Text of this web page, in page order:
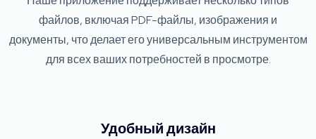
файлов, включая PDF-файлы, изображения и
документы, что делает его универсальным инструментом
для всех ваших потребностей в просмотре.
Удобный дизайн